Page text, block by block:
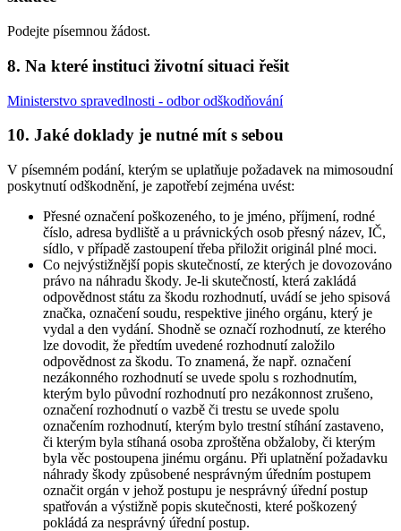
Podejte písemnou žádost.
8. Na které instituci životní situaci řešit
Ministerstvo spravedlnosti - odbor odškodňování
10. Jaké doklady je nutné mít s sebou
V písemném podání, kterým se uplatňuje požadavek na mimosoudní
poskytnutí odškodnění, je zapotřebí zejména uvést:
Přesné označení poškozeného, to je jméno, příjmení, rodné
číslo, adresa bydliště a u právnických osob přesný název, IČ,
sídlo, v případě zastoupení třeba přiložit originál plné moci.
Co nejvýstižnější popis skutečností, ze kterých je dovozováno
právo na náhradu škody. Je-li skutečností, která zakládá
odpovědnost státu za škodu rozhodnutí, uvádí se jeho spisová
značka, označení soudu, respektive jiného orgánu, který je
vydal a den vydání. Shodně se označí rozhodnutí, ze kterého
lze dovodit, že předtím uvedené rozhodnutí založilo
odpovědnost za škodu. To znamená, že např. označení
nezákonného rozhodnutí se uvede spolu s rozhodnutím,
kterým bylo původní rozhodnutí pro nezákonnost zrušeno,
označení rozhodnutí o vazbě či trestu se uvede spolu
označením rozhodnutí, kterým bylo trestní stíhání zastaveno,
či kterým byla stíhaná osoba zproštěna obžaloby, či kterým
byla věc postoupena jinému orgánu. Při uplatnění požadavku
náhrady škody způsobené nesprávným úředním postupem
označit orgán v jehož postupu je nesprávný úřední postup
spatřován a výstižně popis skutečnosti, které poškozený
pokládá za nesprávný úřední postup.